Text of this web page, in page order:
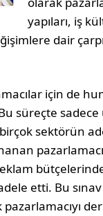
yapıları, iş
dair
için de
süreçte
sektörün
etti. Bu